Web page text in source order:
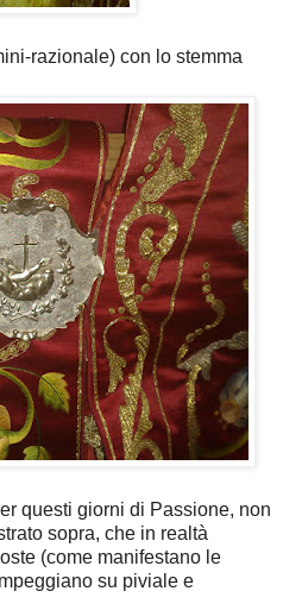
razionale) con lo stemma
questi giorni di Passione, non
sopra, che in realtà
(come manifestano le
su piviale e